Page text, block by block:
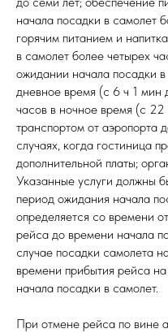
начала посадки в самолет
горячим питанием и
в самолет более четырех
ожидании начала посадки
дневное время (с 6 ч 1
часов в ночное время (с
транспортом от аэропорта
случаях, когда гостиница
дополнительной платы;
Указанные услуги должны
период ожидания начала
определяется со времени
рейса до времени начала
случае посадки самолета
времени прибытия рейса
начала посадки в самолет.
При отмене рейса по вине